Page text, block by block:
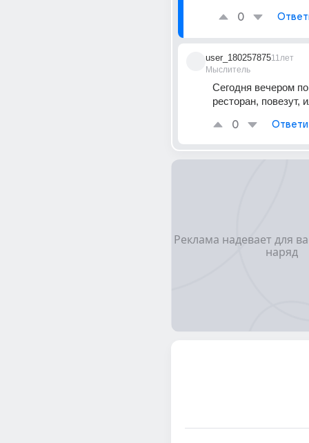
0
user_180257875
Мыслитель
11лет
Сегодня вечером
ресторан, повезут,
0